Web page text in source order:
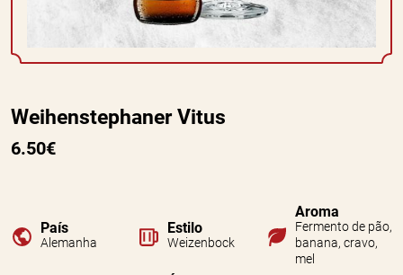
Weihenstephaner Vitus
6.50€
País
Alemanha
Estilo
Weizenbock
Aroma
Fermento de pão,
banana, cravo,
mel